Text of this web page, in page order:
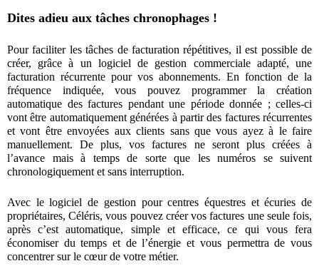
Dites adieu aux tâches chronophages !
Pour faciliter les tâches de facturation répétitives, il est possible de
créer, grâce à un logiciel de gestion commerciale adapté, une
facturation récurrente pour vos abonnements. En fonction de la
fréquence indiquée, vous pouvez programmer la création
automatique des factures pendant une période donnée ; celles-ci
vont être automatiquement générées à partir des factures récurrentes
et vont être envoyées aux clients sans que vous ayez à le faire
manuellement. De plus, vos factures ne seront plus créées à
l’avance mais à temps de sorte que les numéros se suivent
chronologiquement et sans interruption.
Avec le logiciel de gestion pour centres équestres et écuries de
propriétaires, Céléris, vous pouvez créer vos factures une seule fois,
après c’est automatique, simple et efficace, ce qui vous fera
économiser du temps et de l’énergie et vous permettra de vous
concentrer sur le cœur de votre métier.